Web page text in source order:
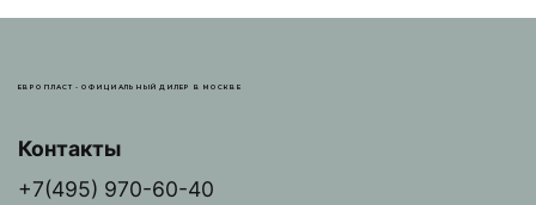
ЕВРОПЛАСТ - ОФИЦИАЛЬНЫЙ ДИЛЕР В МОСКВЕ
Контакты
+7(495) 970-60-40